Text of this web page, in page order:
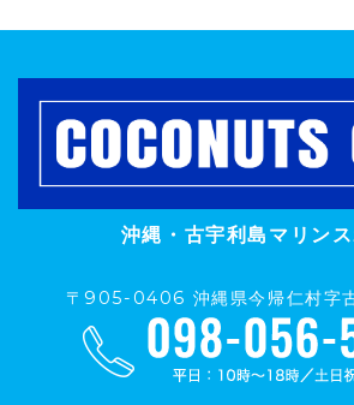
沖縄・古宇利島マリン
〒905-0406 沖縄県今帰仁村字